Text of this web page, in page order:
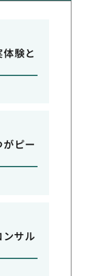
験と
ピー
サル